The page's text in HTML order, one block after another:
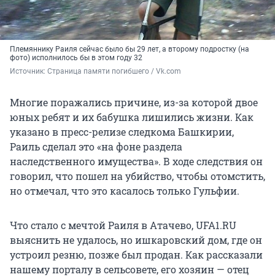
Племяннику Раиля сейчас было бы 29 лет, а второму подростку (на
фото) исполнилось бы в этом году 32
Источник: Страница памяти погибшего / Vk.com
Многие поражались причине, из-за которой двое
юных ребят и их бабушка лишились жизни. Как
указано в пресс-релизе следкома Башкирии,
Раиль сделал это «на фоне раздела
наследственного имущества». В ходе следствия он
говорил, что пошел на убийство, чтобы отомстить,
но отмечал, что это касалось только Гульфии.
Что стало с мечтой Раиля в Атачево, UFA1.RU
выяснить не удалось, но ишкаровский дом, где он
устроил резню, позже был продан. Как рассказали
нашему порталу в сельсовете, его хозяин — отец